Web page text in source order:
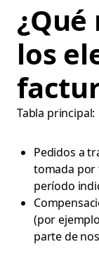
los
Tabla principal:
Pedidos a
tomada por
período
(por
parte de